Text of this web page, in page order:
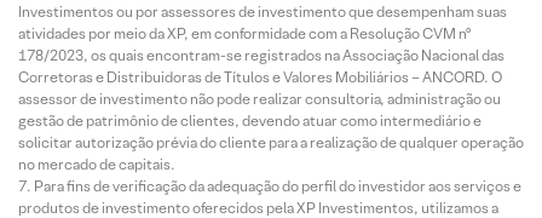
Investimentos ou por assessores de investimento que desempenham suas
atividades por meio da XP, em conformidade com a Resolução CVM nº
178/2023, os quais encontram-se registrados na Associação Nacional das
Corretoras e Distribuidoras de Títulos e Valores Mobiliários – ANCORD. O
assessor de investimento não pode realizar consultoria, administração ou
gestão de patrimônio de clientes, devendo atuar como intermediário e
solicitar autorização prévia do cliente para a realização de qualquer operação
no mercado de capitais.
Para fins de verificação da adequação do perfil do investidor aos serviços e
produtos de investimento oferecidos pela XP Investimentos, utilizamos a